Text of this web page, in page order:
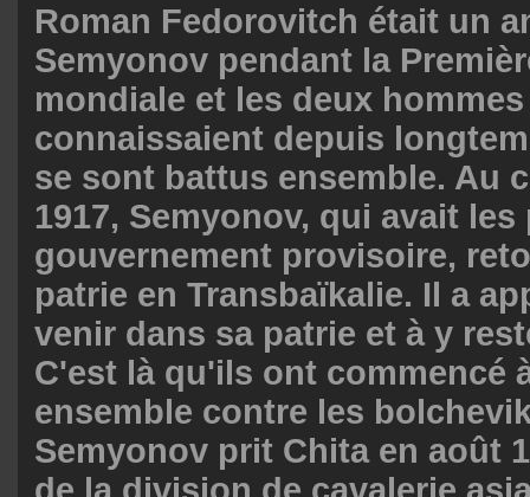
Roman Fedorovitch était un
Semyonov pendant la
mondiale et les deux
connaissaient depuis
se sont battus ensemble. Au
1917, Semyonov, qui avait
gouvernement provisoire,
patrie en Transbaïkalie. Il a
venir dans sa patrie et à y
C'est là qu'ils ont commencé
ensemble contre les
Semyonov prit Chita en août